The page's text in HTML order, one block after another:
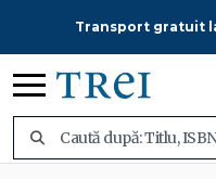
Transport gratuit